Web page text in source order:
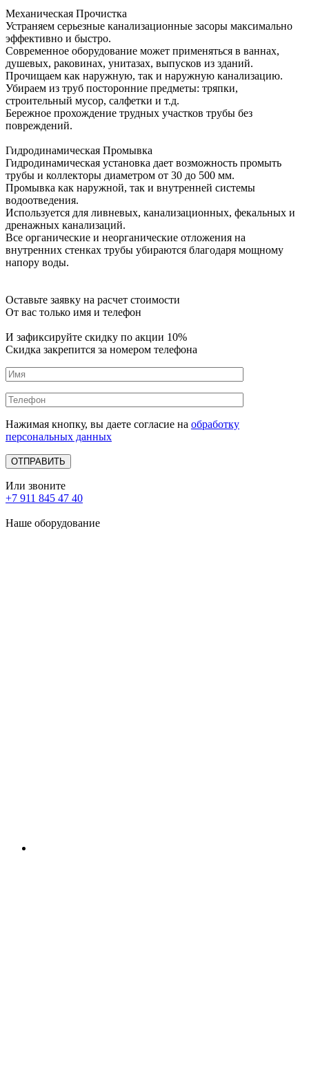
Механическая Прочистка
Устраняем серьезные канализационные засоры максимально
эффективно и быстро.
Современное оборудование может применяться в ваннах,
душевых, раковинах, унитазах, выпусков из зданий.
Прочищаем как наружную, так и наружную канализацию.
Убираем из труб посторонние предметы: тряпки,
строительный мусор, салфетки и т.д.
Бережное прохождение трудных участков трубы без
повреждений.
Гидродинамическая Промывка
Гидродинамическая установка дает возможность промыть
трубы и коллекторы диаметром от 30 до 500 мм.
Промывка как наружной, так и внутренней системы
водоотведения.
Используется для ливневых, канализационных, фекальных и
дренажных канализаций.
Все органические и неорганические отложения на
внутренних стенках трубы убираются благодаря мощному
напору воды.
Оставьте заявку на расчет стоимости
От вас только имя и телефон
И зафиксируйте скидку по акции 10%
Скидка закрепится за номером телефона
Нажимая кнопку, вы даете согласие на обработку
персональных данных
Или звоните
+7 911 845 47 40
Наше оборудование